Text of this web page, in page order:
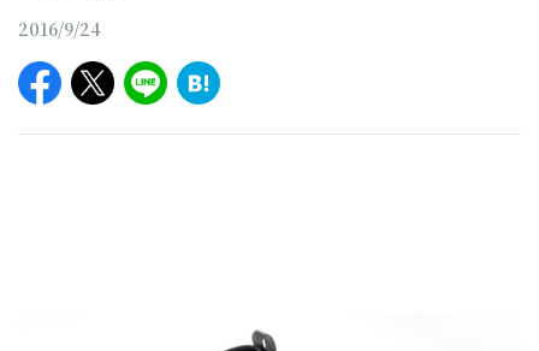
2016/9/24